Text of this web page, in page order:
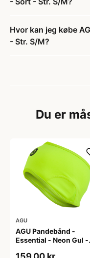
Hvor kan jeg købe
- Str. S/M?
Du er
AGU
AGU Pandebånd -
Essential - Neon Gul -